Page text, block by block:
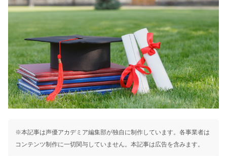
※本記事は声優アカデミア編集部が独自に制作しています。各事業者は
コンテンツ制作に一切関与していません。本記事は広告を含みます。